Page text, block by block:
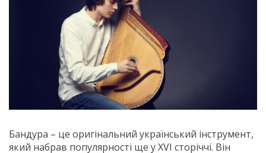
Бандура – це оригінальний український інструмент,
який набрав популярності ще у XVI сторіччі. Він